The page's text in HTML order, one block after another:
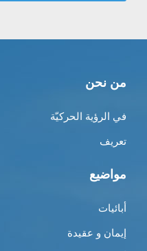
من نحن
في الرؤية الحركيّة
تعريف
مواضيع
أبائيات
إيمان و عقيدة